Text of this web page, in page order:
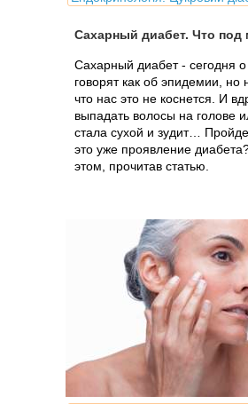
Сахарный диабет. Что под
Сахарный диабет - сегодня
говорят как об эпидемии, но
что нас это не коснется. И
выпадать волосы на голове
стала сухой и зудит…
это уже проявление
этом, прочитав статью.